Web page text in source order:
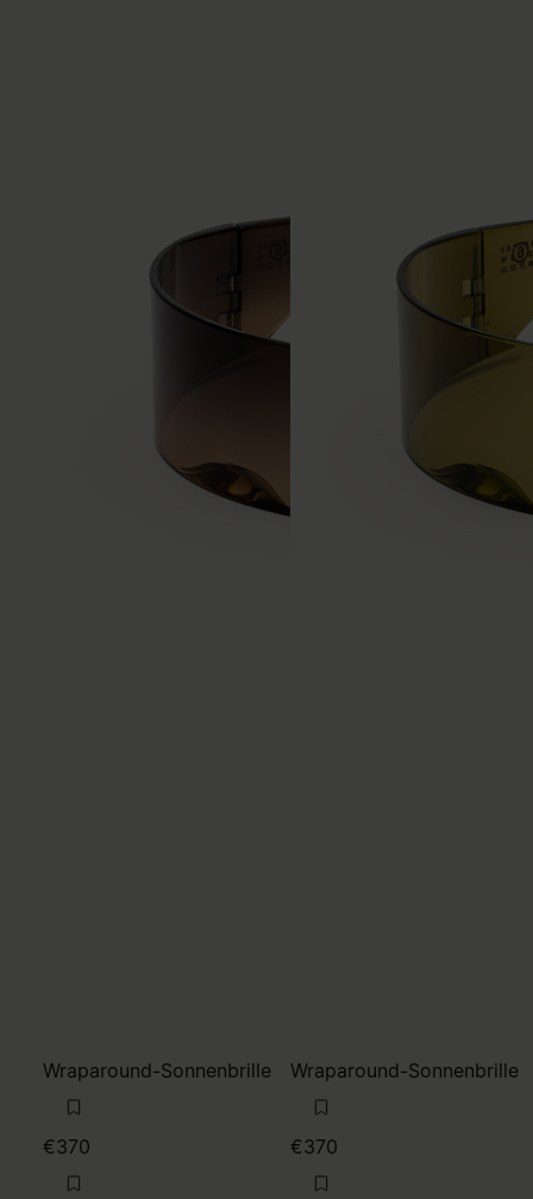
Wraparound-Sonnenbrille
€370
Wraparound-Sonnenbrille
€370